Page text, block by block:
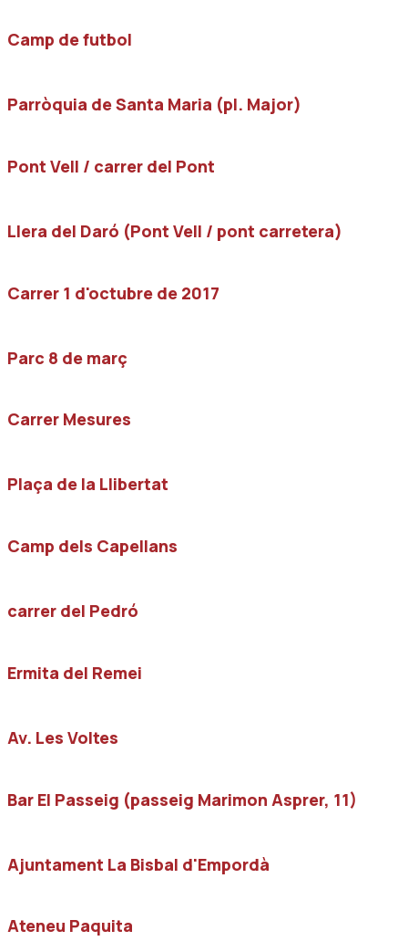
Camp de futbol
Parròquia de Santa Maria (pl. Major)
Pont Vell / carrer del Pont
Llera del Daró (Pont Vell / pont carretera)
Carrer 1 d'octubre de 2017
Parc 8 de març
Carrer Mesures
Plaça de la Llibertat
Camp dels Capellans
carrer del Pedró
Ermita del Remei
Av. Les Voltes
Bar El Passeig (passeig Marimon Asprer, 11)
Ajuntament La Bisbal d'Empordà
Ateneu Paquita